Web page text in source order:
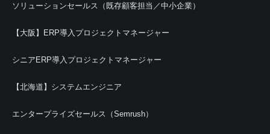
ソリューションセールス（既存顧客担当／中小企業）
【大阪】ERP導入プロジェクトマネージャー
シニアERP導入プロジェクトマネージャー
【北海道】システムエンジニア
エンタープライズセールス（Semrush）